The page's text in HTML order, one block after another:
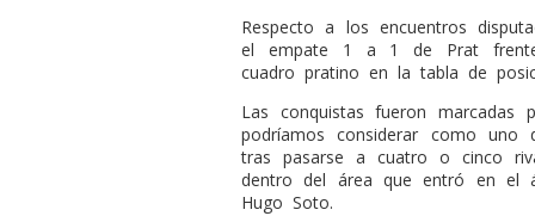
Respecto a los encuentros
el empate 1 a 1 de Prat
cuadro pratino en la tabla de
Las conquistas fueron
podríamos considerar como
tras pasarse a cuatro o cinco
dentro del área que entró en el
Hugo Soto.